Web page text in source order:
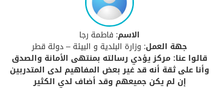
الاسم: فاطمة رجا
جهة العمل: وزارة البلدية و البيئة – دولة قطر
قالوا عنا: مركز يؤدي رسالته بمنتهى الأمانة والصدق
وأنا على ثقة أنه قد غير بعض المفاهيم لدى المتدربين
إن لم يكن جميعهم وقد أضاف لدي الكثير